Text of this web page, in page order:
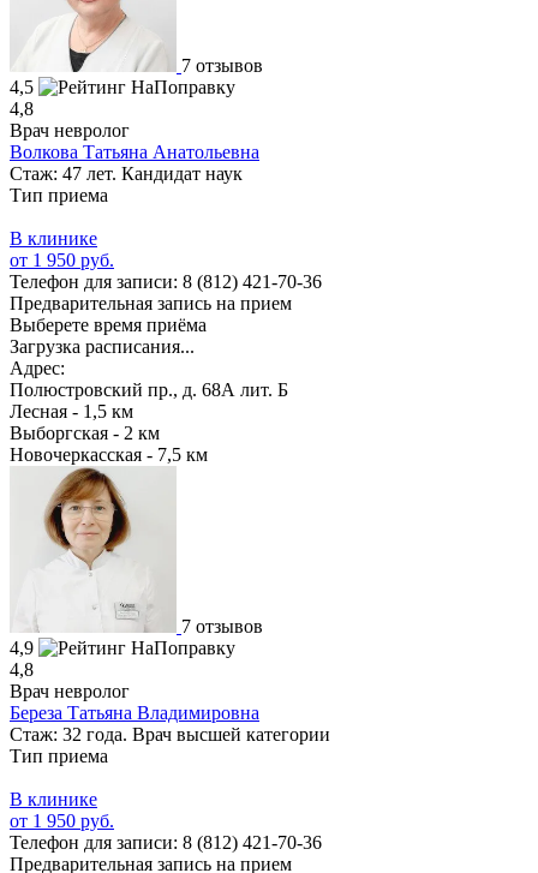
7 отзывов
4,5
4,8
Врач невролог
Волкова Татьяна Анатольевна
Стаж: 47 лет. Кандидат наук
Тип приема
В клинике
от 1 950 руб.
Телефон для записи: 8 (812) 421-70-36
Предварительная запись на прием
Выберете время приёма
Загрузка расписания...
Адрес:
Полюстровский пр., д. 68А лит. Б
Лесная - 1,5 км
Выборгская - 2 км
Новочеркасская - 7,5 км
7 отзывов
4,9
4,8
Врач невролог
Береза Татьяна Владимировна
Стаж: 32 года. Врач высшей категории
Тип приема
В клинике
от 1 950 руб.
Телефон для записи: 8 (812) 421-70-36
Предварительная запись на прием